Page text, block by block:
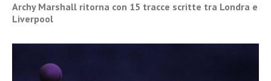
Archy Marshall ritorna con 15 tracce scritte tra Londra e
Liverpool